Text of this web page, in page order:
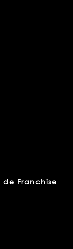
Franchise